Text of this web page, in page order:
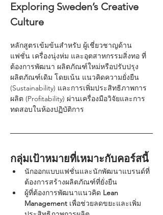
Exploring Sweden’s Creative
Culture
หลักสูตรเข้มข้นสำหรับ ผู้เชี่ยวชาญด้าน
แฟชั่น เครื่องนุ่งห่ม และอุตสาหกรรมสิ่งทอ ที่
ต้องการพัฒนา ผลิตภัณฑ์ใหม่หรือปรับปรุง
ผลิตภัณฑ์เดิม โดยเน้น แนวคิดความยั่งยืน
(Sustainability) และการเพิ่มประสิทธิภาพการ
ผลิต (Profitability) ผ่านเครื่องมือวิจัยและการ
ทดสอบในห้องปฏิบัติการ
กลุ่มเป้าหมายที่เหมาะกับคอร์สนี้
นักออกแบบแฟชั่นและนักพัฒนาแบรนด์ที่
ต้องการสร้างผลิตภัณฑ์ที่ยั่งยืน
ผู้ที่ต้องการพัฒนาแนวคิด Lean
Management เพื่อช่วยลดขยะและเพิ่ม